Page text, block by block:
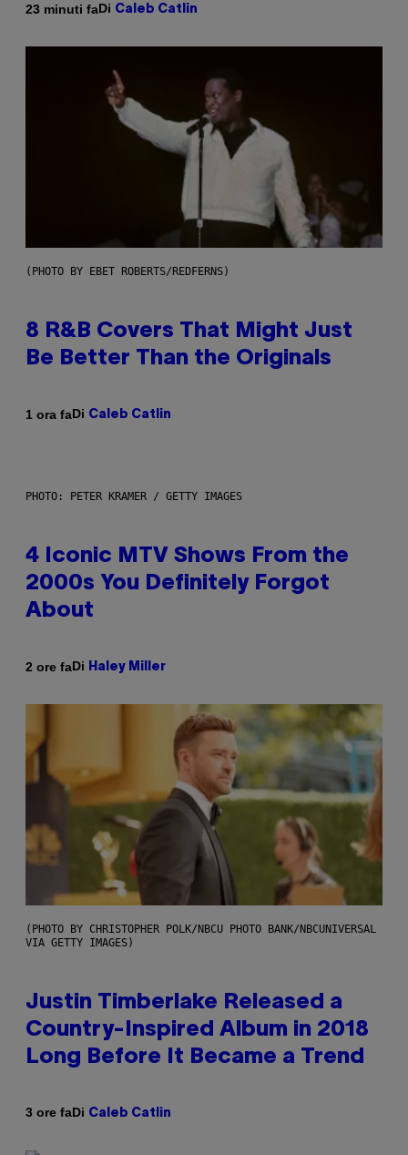
23 minuti faDi Caleb Catlin
(PHOTO BY EBET ROBERTS/REDFERNS)
8 R&B Covers That Might Just
Be Better Than the Originals
1 ora faDi Caleb Catlin
PHOTO: PETER KRAMER / GETTY IMAGES
4 Iconic MTV Shows From the
2000s You Definitely Forgot
About
2 ore faDi Haley Miller
(PHOTO BY CHRISTOPHER POLK/NBCU PHOTO BANK/NBCUNIVERSAL
VIA GETTY IMAGES)
Justin Timberlake Released a
Country-Inspired Album in 2018
Long Before It Became a Trend
3 ore faDi Caleb Catlin